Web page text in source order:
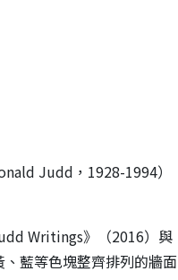
Judd，1928-1994）
Writings》（2016）與
藍等色塊整齊排列的牆面